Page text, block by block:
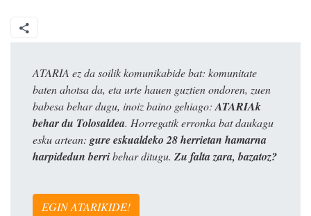
ATARIA ez da soilik komunikabide bat: komunitate
baten ahotsa da, eta urte hauen guztien ondoren, zuen
babesa behar dugu, inoiz baino gehiago:ATARIAk
behar du Tolosaldea. Horregatik erronka bat daukagu
esku artean: gure eskualdeko 28 herrietan hamarna
harpidedun berribehar ditugu. Zu falta zara, bazatoz?
EGIN ATARIKIDE!